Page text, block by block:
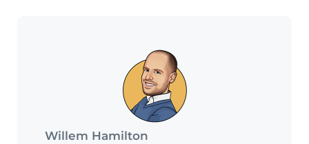
Willem Hamilton